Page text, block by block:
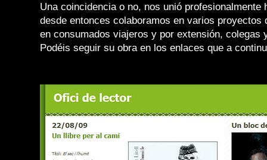
Una coincidencia o no, nos unió profesionalmente
desde entonces colaboramos en varios proyectos
en consumados viajeros y por extensión, colegas
Podéis seguir su obra en los enlaces que a